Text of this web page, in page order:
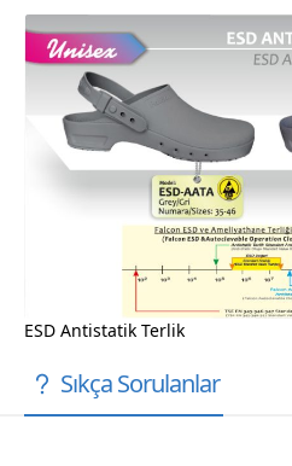
ESD Antistatik Terlik
Sıkça Sorulanlar